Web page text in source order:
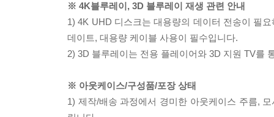
※ 4K블루레이, 3D 블루레이 재생 관련 안내
1) 4K UHD 디스크는 대용량의 데이터 전송이 필
데이트, 대용량 케이블 사용이 필수입니다.
2) 3D 블루레이는 전용 플레이어와 3D 지원 TV를
※ 아웃케이스/구성품/포장 상태
1) 제작/배송 과정에서 경미한 아웃케이스 주름,